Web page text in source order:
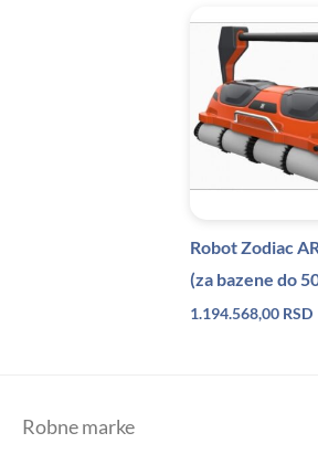
Robot Zodiac
(za bazene do
1.194.568,00 RSD
Robne marke